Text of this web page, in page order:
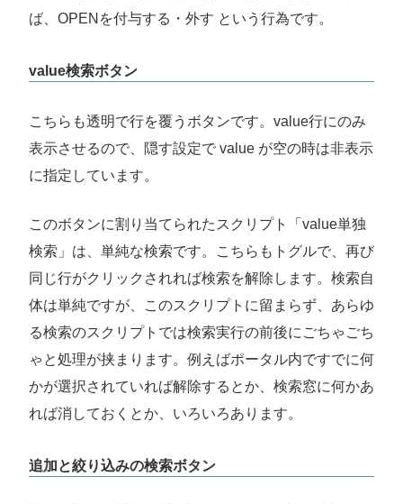
ば、OPENを付与する・外す という行為です。
value検索ボタン
こちらも透明で行を覆うボタンです。value行にのみ
表示させるので、隠す設定で value が空の時は非表示
に指定しています。
このボタンに割り当てられたスクリプト「value単独
検索」は、単純な検索です。こちらもトグルで、再び
同じ行がクリックされれば検索を解除します。検索自
体は単純ですが、このスクリプトに留まらず、あらゆ
る検索のスクリプトでは検索実行の前後にごちゃごち
ゃと処理が挟まります。例えばポータル内ですでに何
かが選択されていれば解除するとか、検索窓に何かあ
れば消しておくとか、いろいろあります。
追加と絞り込みの検索ボタン